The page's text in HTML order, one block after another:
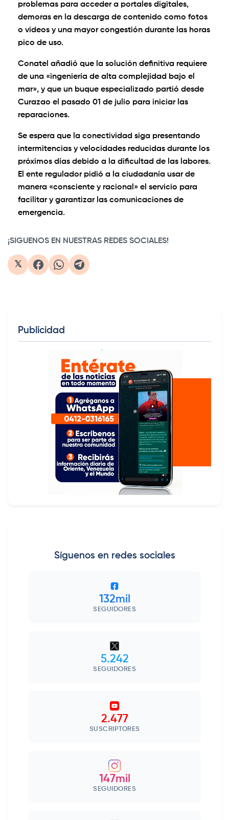
problemas para acceder a portales digitales,
demoras en la descarga de contenido como fotos
o videos y una mayor congestión durante las horas
pico de uso.
Conatel añadió que la solución definitiva requiere
de una «ingeniería de alta complejidad bajo el
mar», y que un buque especializado partió desde
Curazao el pasado 01 de julio para iniciar las
reparaciones.
Se espera que la conectividad siga presentando
intermitencias y velocidades reducidas durante los
próximos días debido a la dificultad de las labores.
El ente regulador pidió a la ciudadanía usar de
manera «consciente y racional» el servicio para
facilitar y garantizar las comunicaciones de
emergencia.
¡SIGUENOS EN NUESTRAS REDES SOCIALES!
𝕏
Publicidad
Síguenos en redes sociales
132mil
SEGUIDORES
5.242
SEGUIDORES
2.477
SUSCRIPTORES
147mil
SEGUIDORES